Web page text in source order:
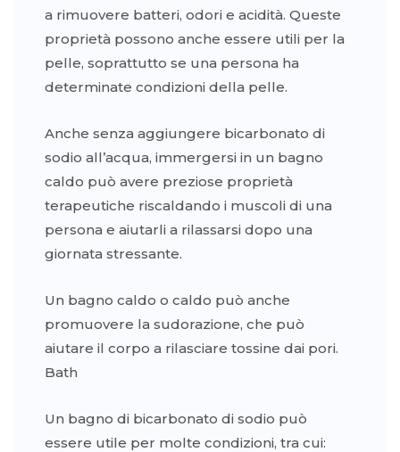
a rimuovere batteri, odori e acidità. Queste
proprietà possono anche essere utili per la
pelle, soprattutto se una persona ha
determinate condizioni della pelle.
Anche senza aggiungere bicarbonato di
sodio all’acqua, immergersi in un bagno
caldo può avere preziose proprietà
terapeutiche riscaldando i muscoli di una
persona e aiutarli a rilassarsi dopo una
giornata stressante.
Un bagno caldo o caldo può anche
promuovere la sudorazione, che può
aiutare il corpo a rilasciare tossine dai pori.
Bath
Un bagno di bicarbonato di sodio può
essere utile per molte condizioni, tra cui: